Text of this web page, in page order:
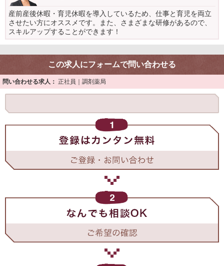
産前産後休暇・育児休暇を導入しているため、仕事と育児を両立
させたい方にオススメです。また、さまざまな研修があるので、
スキルアップすることができます！
この求人にフォームで問い合わせる
問い合わせる求人： 正社員｜調剤薬局